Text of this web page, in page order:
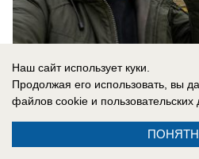
06.08.2026
Наш сайт использует куки.
Продолжая его использовать, вы
файлов cookie и пользовательских